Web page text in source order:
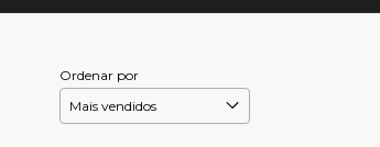
Ordenar por